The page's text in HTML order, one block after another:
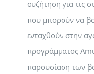
συζήτηση για τις
που μπορούν να
ενταχθούν στην
προγράμματος
παρουσίαση των